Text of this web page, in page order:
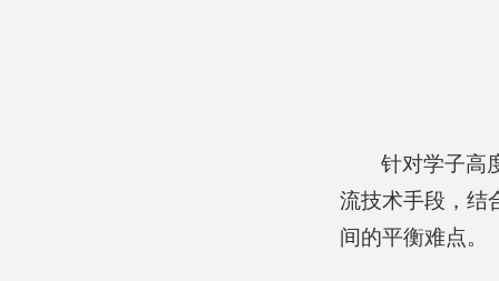
针对学子高
流技术手段，结
间的平衡难点。